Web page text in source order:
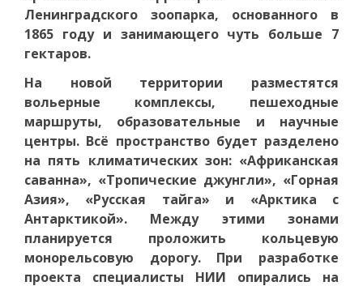
Ленинградского зоопарка, основанного в
1865 году и занимающего чуть больше 7
гектаров.
На новой территории разместятся
вольерные комплексы, пешеходные
маршруты, образовательные и научные
центры. Всё пространство будет разделено
на пять климатических зон: «Африканская
саванна», «Тропические джунгли», «Горная
Азия», «Русская тайга» и «Арктика с
Антарктикой». Между этими зонами
планируется проложить кольцевую
монорельсовую дорогу. При разработке
проекта специалисты НИИ опирались на